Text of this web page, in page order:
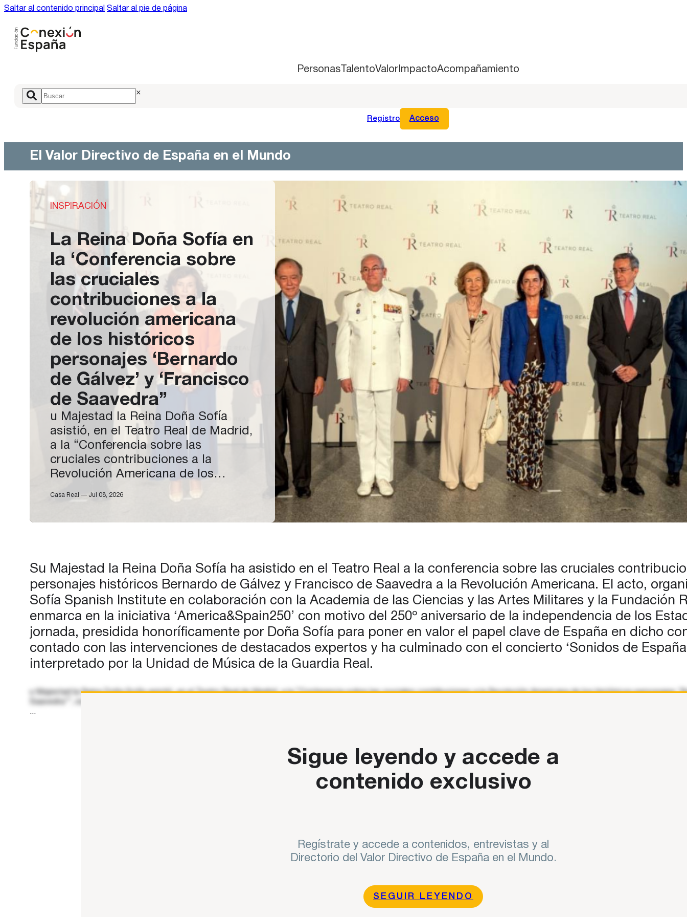
Saltar al contenido principal Saltar al pie de página
PersonasTalentoValorImpactoAcompañamiento
×
Registro Acceso
El Valor Directivo de España en el Mundo
INSPIRACIÓN
La Reina Doña Sofía en
la ‘Conferencia sobre
las cruciales
contribuciones a la
revolución americana
de los históricos
personajes ‘Bernardo
de Gálvez’ y ‘Francisco
de Saavedra’’
u Majestad la Reina Doña Sofía
asistió, en el Teatro Real de Madrid,
a la “Conferencia sobre las
cruciales contribuciones a la
Revolución Americana de los
Gálvez’ y ‘Francisco de Saavedra’”,
las Artes Militares y…
Casa Real — Jul 08, 2026
Su Majestad la Reina Doña Sofía ha asistido en el Teatro Real a la conferencia sobre las cruciales
personajes históricos Bernardo de Gálvez y Francisco de Saavedra a la Revolución Americana. El acto,
Sofía Spanish Institute en colaboración con la Academia de las Ciencias y las Artes Militares y la Fundación
enmarca en la iniciativa ‘America&Spain250’ con motivo del 250º aniversario de la independencia de los
jornada, presidida honoríficamente por Doña Sofía para poner en valor el papel clave de España en dicho
contado con las intervenciones de destacados expertos y ha culminado con el concierto ‘Sonidos de España
interpretado por la Unidad de Música de la Guardia Real.
u Majestad la Reina Doña Sofía asistió, en el Teatro Real de Madrid, a la “Conferencia sobre las cruciales contribuciones a la Revolución Americana de los históricos personajes
...
Sigue leyendo y accede a
contenido exclusivo
Regístrate y accede a contenidos, entrevistas y al
Directorio del Valor Directivo de España en el Mundo.
SEGUIR LEYENDO